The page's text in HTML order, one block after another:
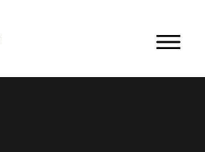
MENU